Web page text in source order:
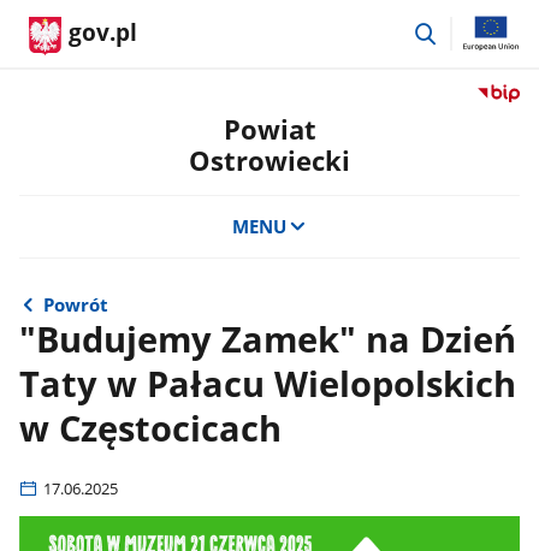
gov.pl
przejdź
Przejdź
Powiat
Ostrowiecki
MENU
Powrót
"Budujemy Zamek" na Dzień
Taty w Pałacu Wielopolskich
w Częstocicach
17.06.2025